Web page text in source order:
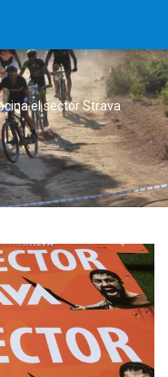
el sector Strava